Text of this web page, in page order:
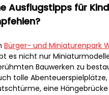
Ausflugstipps für
Bürger- und Miniaturenpark
es nicht nur
Bauwerken zu
tolle
eine